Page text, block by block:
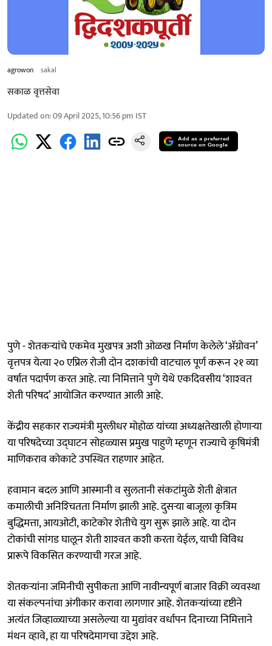
agrowon sakal
सकाळ वृत्तसेवा
Updated on:09 April 2025, 10:56 pm IST
Add as a preferred
source on Google
पुणे - शेतकऱ्यांचे एकमेव मुखपत्र अशी ओळख निर्माण केलेले ‘ॲग्रोवन’
वृत्तपत्र येत्या २० एप्रिल रोजी दोन दशकांची वाटचाल पूर्ण करून २१ व्या
वर्षात पदार्पण करत आहे. त्या निमित्ताने पुणे येथे एकदिवसीय ‘शाश्‍वत
शेती परिषद’ आयोजित करण्यात आली आहे.
केंद्रीय सहकार राज्यमंत्री मुरलीधर मोहोळ यांच्या अध्यक्षतेखाली होणाऱ्या
या परिषदेच्या उद्‍घाटन सोहळ्यास प्रमुख पाहुणे म्हणून राज्याचे कृषिमंत्री
माणिकराव कोकाटे उपस्थित राहणार आहेत.
हवामान बदल आणि आस्मानी व सुलतानी संकटांमुळे शेती क्षेत्रात
कमालीची अनिश्‍चितता निर्माण झाली आहे. दुसऱ्या बाजूला कृत्रिम
बुद्धिमत्ता, आयओटी, काटेकोर शेतीचे युग सुरू झाले आहे. या दोन
टोकांची सांगड घालून शेती शाश्‍वत कशी करता येईल, याची विविध
प्रारूपे विकसित करण्याची गरज आहे.
शेतकऱ्यांना जमिनीची सुपीकता आणि नावीन्यपूर्ण बाजार विक्री व्यवस्था
या संकल्पनांचा अंगीकार करावा लागणार आहे. शेतकऱ्यांच्या दृष्टीने
अत्यंत जिव्हाळ्याच्या असलेल्या या मुद्यांवर वर्धापन दिनाच्या निमित्ताने
मंथन व्हावे, हा या परिषदेमागचा उद्देश आहे.